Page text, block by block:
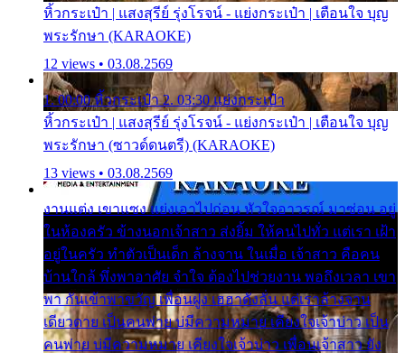
หิ้วกระเป๋า | แสงสุรีย์ รุ่งโรจน์ - แย่งกระเป๋า | เตือนใจ บุญ
พระรักษา (KARAOKE)
12 views • 03.08.2569
1. 00:00 หิ้วกระเป๋า 2. 03:30 แย่งกระเป๋า
หิ้วกระเป๋า | แสงสุรีย์ รุ่งโรจน์ - แย่งกระเป๋า | เตือนใจ บุญ
พระรักษา (ซาวด์ดนตรี) (KARAOKE)
13 views • 03.08.2569
งานแต่ง เขาแซง แย่งเอาไปก่อน หัวใจอาวรณ์ มาซ่อน อยู่
ในห้องครัว ข้างนอกเจ้าสาว ส่งยิ้ม ให้คนไปทั่ว แต่เรา เฝ้า
อยู่ในครัว ทำตัวเป็นเด็ก ล้างจาน ในเมื่อ เจ้าสาว คือคน
บ้านใกล้ พึ่งพาอาศัย จำใจ ต้องไปช่วยงาน พอถึงเวลา เขา
พา กันเข้าพาขวัญ เพื่อนฝูง เฮฮาดังลั่น แต่เราล้างจาน
เดียวดาย เป็นคนพ่าย บ่มีความหมาย เคียงใจเจ้าบ่าว เป็น
คนพ่าย บ่มีความหมาย เคียงใจเจ้าบ่าว เพื่อนเจ้าสาว ยัง